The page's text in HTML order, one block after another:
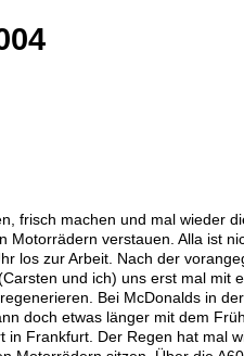
frisch machen und mal wieder
Motorrädern verstauen. Alla ist
los zur Arbeit. Nach der
und ich) uns erst mal mit
Bei McDonalds in
doch etwas länger mit dem
in Frankfurt. Der Regen hat mal